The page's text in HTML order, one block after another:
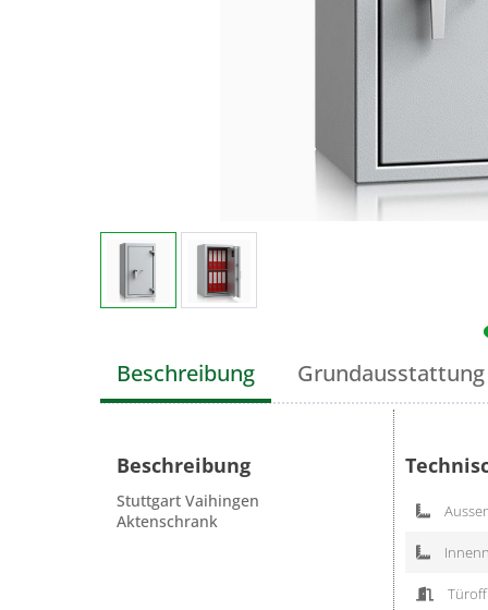
Beschreibung Grundausstattung
Beschreibung
Stuttgart Vaihingen
Aktenschrank